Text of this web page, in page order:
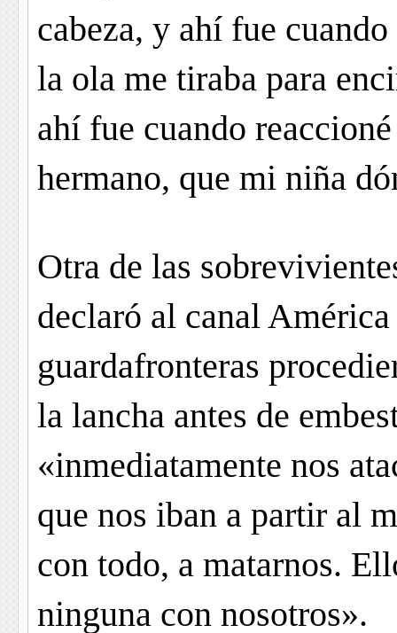
cabeza, y ahí fue
la ola me tiraba para
ahí fue cuando
hermano, que mi niña
Otra de las
declaró al canal
guardafronteras
la lancha antes de
«inmediatamente nos
que nos iban a partir al
con todo, a matarnos.
ninguna con nosotros».